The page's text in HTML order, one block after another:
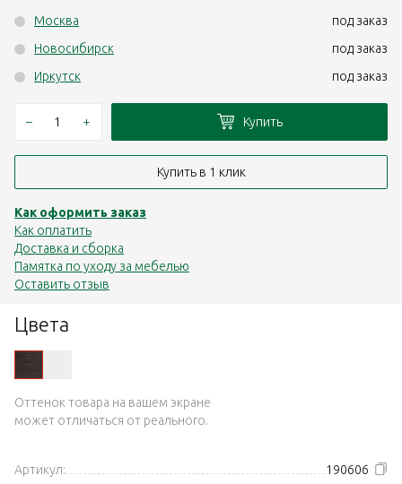
Цвета
Оттенок товара на вашем экране
может отличаться от реального.
Артикул:
190606
Москва
под заказ
Новосибирск
под заказ
Иркутск
под заказ
– + Купить
Купить в 1 клик
Как оформить заказ
Как оплатить
Доставка и сборка
Памятка по уходу за мебелью
Оставить отзыв